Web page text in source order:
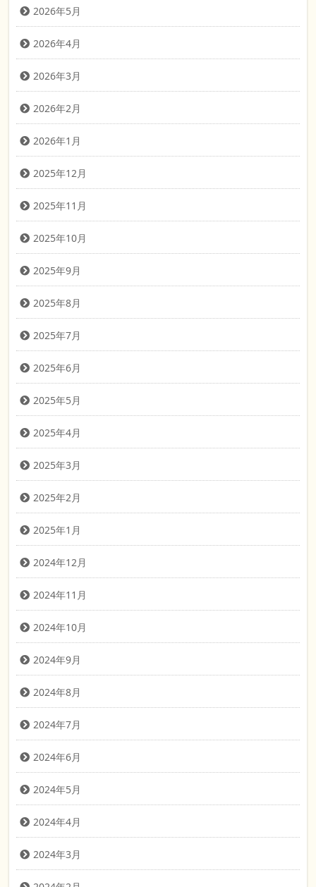
2026年5月
2026年4月
2026年3月
2026年2月
2026年1月
2025年12月
2025年11月
2025年10月
2025年9月
2025年8月
2025年7月
2025年6月
2025年5月
2025年4月
2025年3月
2025年2月
2025年1月
2024年12月
2024年11月
2024年10月
2024年9月
2024年8月
2024年7月
2024年6月
2024年5月
2024年4月
2024年3月